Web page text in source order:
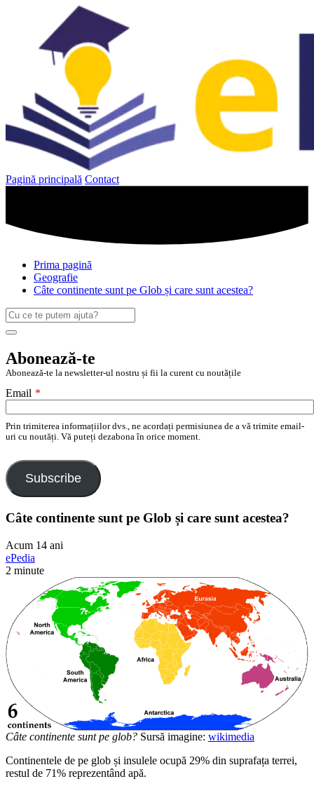
Pagină principală Contact
Prima pagină
Geografie
Câte continente sunt pe Glob și care sunt acestea?
Caută
după:
Search
Abonează-te
Abonează-te la newsletter-ul nostru și fii la curent cu noutățile
Email *
Prin trimiterea informațiilor dvs., ne acordați permisiunea de a vă trimite email-
uri cu noutăți. Vă puteți dezabona în orice moment.
Subscribe
Câte continente sunt pe Glob și care sunt acestea?
Acum 14 ani
ePedia
2 minute
Câte continente sunt pe glob? Sursă imagine: wikimedia
Continentele de pe glob și insulele ocupă 29% din suprafața terrei,
restul de 71% reprezentând apă.